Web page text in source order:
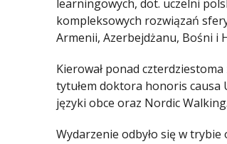
learningowych, dot. uczelni
kompleksowych rozwiązań
Armenii, Azerbejdżanu, Bośni i
Kierował ponad
tytułem doktora honoris causa
języki obce oraz Nordic Walking.
Wydarzenie odbyło się w trybie